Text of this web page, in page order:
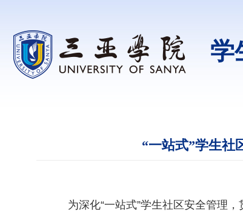
学
“一站式”学生
为深化“一站式”学生社区安全管理